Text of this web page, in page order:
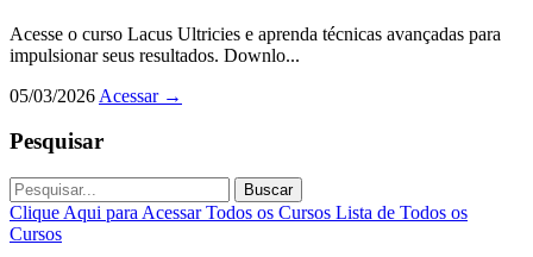
Acesse o curso Lacus Ultricies e aprenda técnicas avançadas para
impulsionar seus resultados. Downlo...
05/03/2026 Acessar →
Pesquisar
Buscar
Clique Aqui para Acessar Todos os Cursos Lista de Todos os
Cursos